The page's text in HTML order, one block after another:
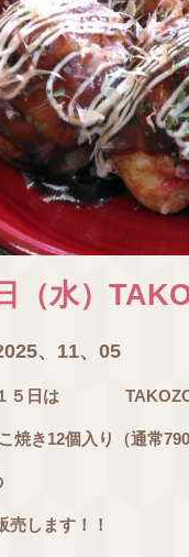
（水）
、11、05
１５日は
焼き12個入り（通常
売します！！